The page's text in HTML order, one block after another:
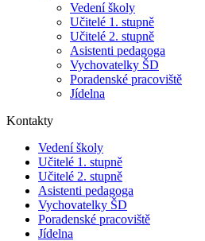
Vedení školy
Učitelé 1. stupně
Učitelé 2. stupně
Asistenti pedagoga
Vychovatelky ŠD
Poradenské pracoviště
Jídelna
Kontakty
Vedení školy
Učitelé 1. stupně
Učitelé 2. stupně
Asistenti pedagoga
Vychovatelky ŠD
Poradenské pracoviště
Jídelna